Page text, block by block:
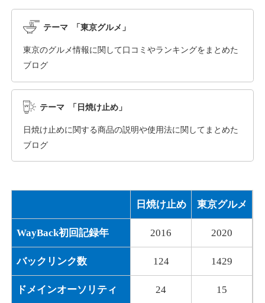
詳細を見る
10,800円 入札 0件
詳細を見る
dka-hero.com
ジャンル その他
10,800円
詳細を見る
ジャンルその他
40
10,800円 入札 0件
テーマ 「東京グルメ」
東京のグルメ情報に関して口コミやランキングをまとめた
ブログ
テーマ 「日焼け止め」
日焼け止めに関する商品の説明や使用法に関してまとめた
ブログ
日焼け止め 東京グルメ
WayBack初回記録年 2016 2020
バックリンク数 124 1429
ドメインオーソリティ 24 15